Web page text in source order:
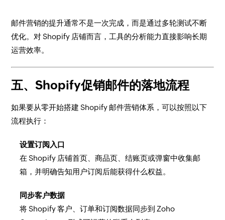
邮件营销的提升通常不是一次完成，而是通过多轮测试不断
优化。对 Shopify 店铺而言，工具的分析能力直接影响长期
运营效率。
五、Shopify促销邮件的落地流程
如果要从零开始搭建 Shopify 邮件营销体系，可以按照以下
流程执行：
设置订阅入口
在 Shopify 店铺首页、商品页、结账页或弹窗中收集邮
箱，并明确告知用户订阅后能获得什么权益。
同步客户数据
将 Shopify 客户、订单和订阅数据同步到 Zoho